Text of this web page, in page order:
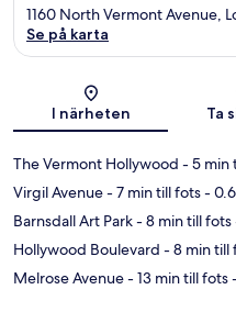
1160 North Vermont Avenue,
Se på karta
I närheten Ta
The Vermont Hollywood - 5 min
Virgil Avenue- 7 min till fots-
Barnsdall Art Park- 8 min till fots
Hollywood Boulevard - 8 min till
Melrose Avenue- 13 min till fots